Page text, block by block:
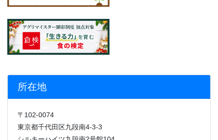
所在地
〒102-0074
東京都千代田区九段南4-3-3